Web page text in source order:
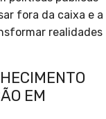
fora da caixa e a
realidades
EM